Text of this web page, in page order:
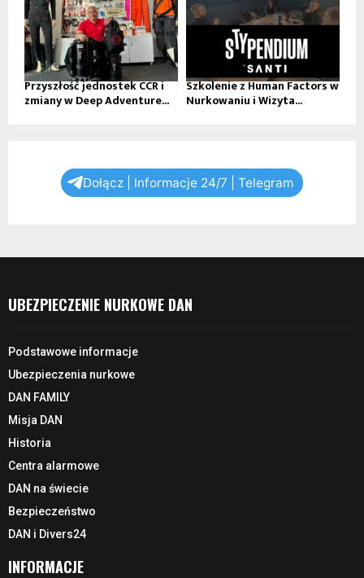
Przyszłość jednostek CCR i
zmiany w Deep Adventure...
Szkolenie z Human Factors w
Nurkowaniu i Wizyta...
Dołącz | Informacje 24/7 | Telegram
UBEZPIECZENIE NURKOWE DAN
Podstawowe informacje
Ubezpieczenia nurkowe
DAN FAMILY
Misja DAN
Historia
Centra alarmowe
DAN na świecie
Bezpieczeństwo
DAN i Divers24
INFORMACJE